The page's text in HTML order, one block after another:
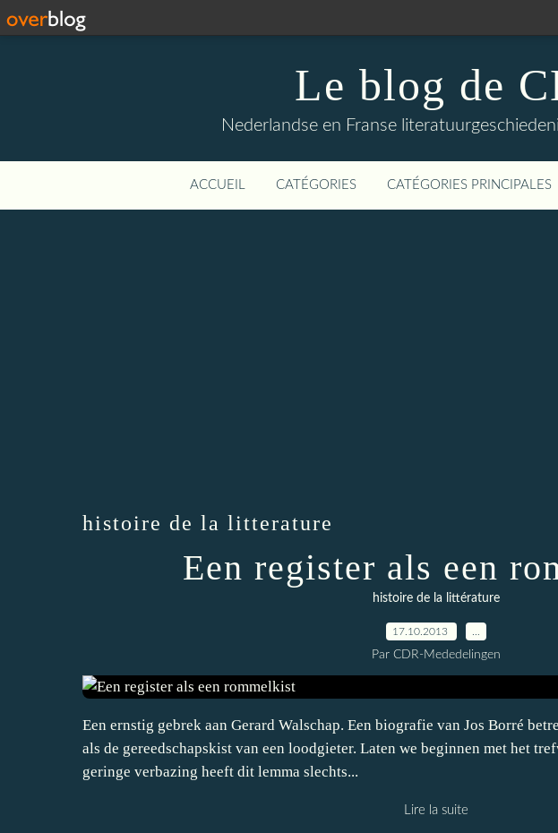
Le blog de
Nederlandse en Franse
ACCUEIL CATÉGORIES CATÉGORIES PRINCIPALES
histoire de la litterature
Een register als een
histoire de la littérature
17.10.2013
Par CDR-Mededelingen
Een ernstig gebrek aan Gerard Walschap. Een biografie van Jos Borré
als de gereedschapskist van een loodgieter. Laten we beginnen met het
geringe verbazing heeft dit lemma slechts...
Lire la suite